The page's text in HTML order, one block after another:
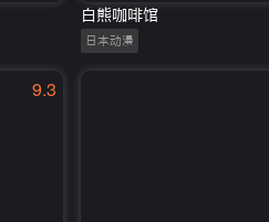
白熊咖啡馆
日本动漫
9.3